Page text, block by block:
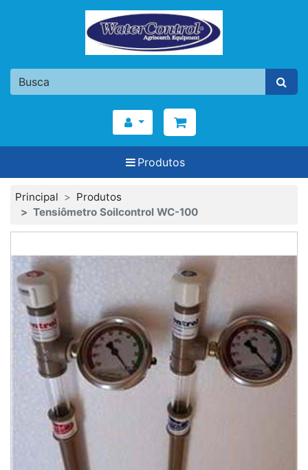
Produtos
Principal
Produtos
Tensiômetro Soilcontrol WC-100